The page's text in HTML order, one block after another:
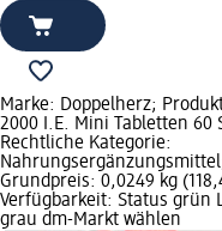
Marke: Doppelherz;
2000 I.E. Mini Tabletten 60
Rechtliche Kategorie:
Grundpreis: 0,0249 kg
Verfügbarkeit: Status grün
grau dm-Markt wählen